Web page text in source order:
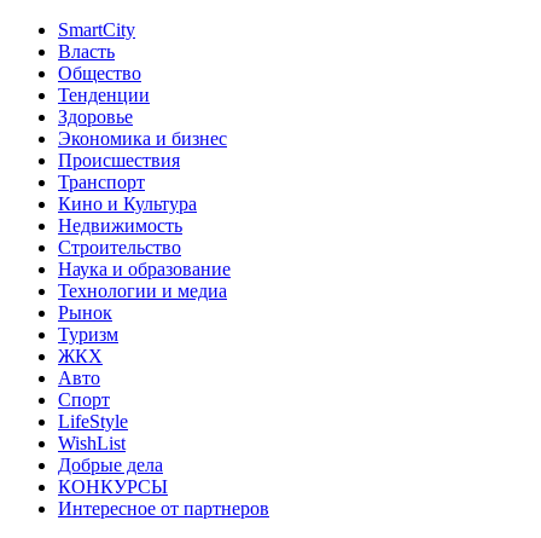
SmartCity
Власть
Общество
Тенденции
Здоровье
Экономика и бизнес
Происшествия
Транспорт
Кино и Культура
Недвижимость
Строительство
Наука и образование
Технологии и медиа
Рынок
Туризм
ЖКХ
Авто
Спорт
LifeStyle
WishList
Добрые дела
КОНКУРСЫ
Интересное от партнеров